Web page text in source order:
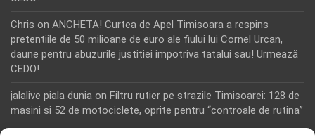
Chris on ANCHETA! Curtea de Apel Timisoara a respins
pretentiile de 50 milioane de euro ale fiului lui Cornel Urcan,
daune pentru abuzurile justitiei impotriva tatalui sau! Urmează
CEDO!
jalalive piala dunia on Filtru rutier pe strazile Timisoarei: 128 de
masini si 52 de motociclete, oprite pentru “controale de rutina”